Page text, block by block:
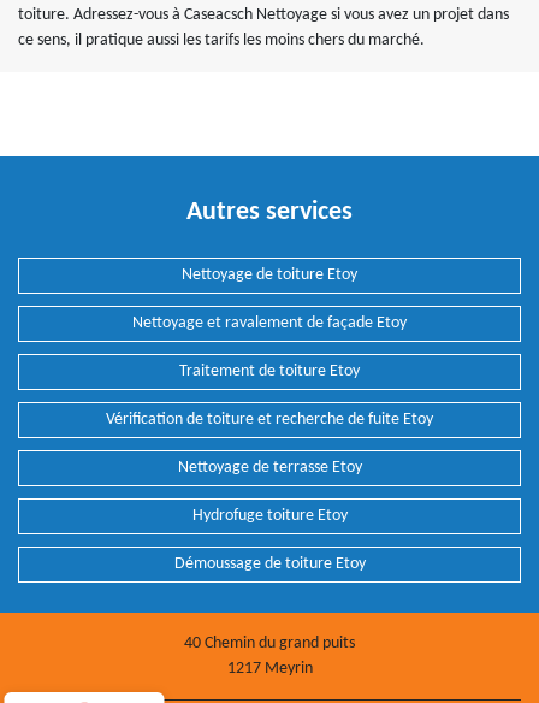
toiture. Adressez-vous à Caseacsch Nettoyage si vous avez un projet dans
ce sens, il pratique aussi les tarifs les moins chers du marché.
Autres services
Nettoyage de toiture Etoy
Nettoyage et ravalement de façade Etoy
Traitement de toiture Etoy
Vérification de toiture et recherche de fuite Etoy
Nettoyage de terrasse Etoy
Hydrofuge toiture Etoy
Démoussage de toiture Etoy
40 Chemin du grand puits
1217 Meyrin